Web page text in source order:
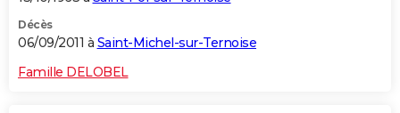
Décès
06/09/2011 à Saint-Michel-sur-Ternoise
Famille DELOBEL